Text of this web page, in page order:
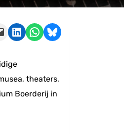
Delen op LinkedIn Delen via WhatsApp Share on Bluesky
theaters,
Boerderij in